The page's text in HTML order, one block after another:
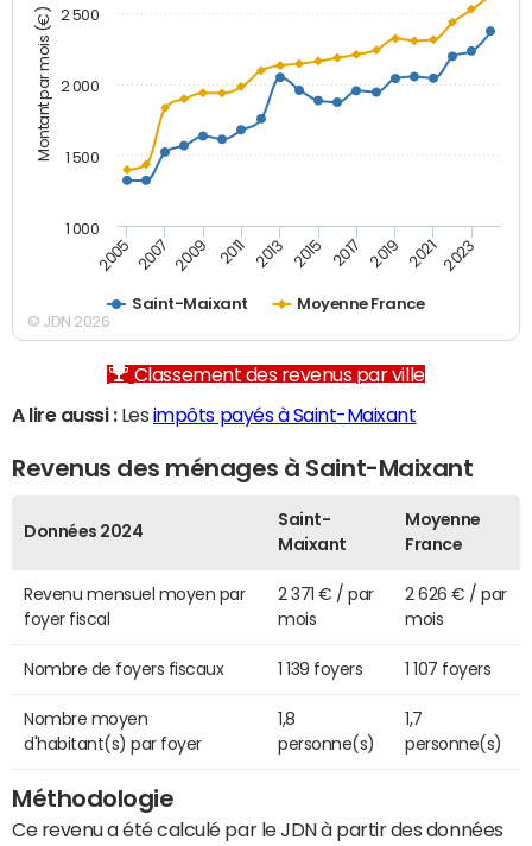
Montant par mois (€)
Saint-Maixant Moyenne France
2005 2007 2009 2011 2013 2015 2017 2019 2021 2023
1 000
1 500
2 000
2 500
© JDN 2026
Classement des revenus par ville
A lire aussi :Les impôts payés à Saint-Maixant
Revenus des ménages à Saint-Maixant
Données 2024
Saint-
Maixant
Moyenne
France
Revenu mensuel moyen par
foyer fiscal
2 371 € / par
mois
2 626 € / par
mois
Nombre de foyers fiscaux 1 139 foyers 1 107 foyers
Nombre moyen
d'habitant(s) par foyer
1,8
personne(s)
1,7
personne(s)
Méthodologie
Ce revenu a été calculé par le JDN à partir des données